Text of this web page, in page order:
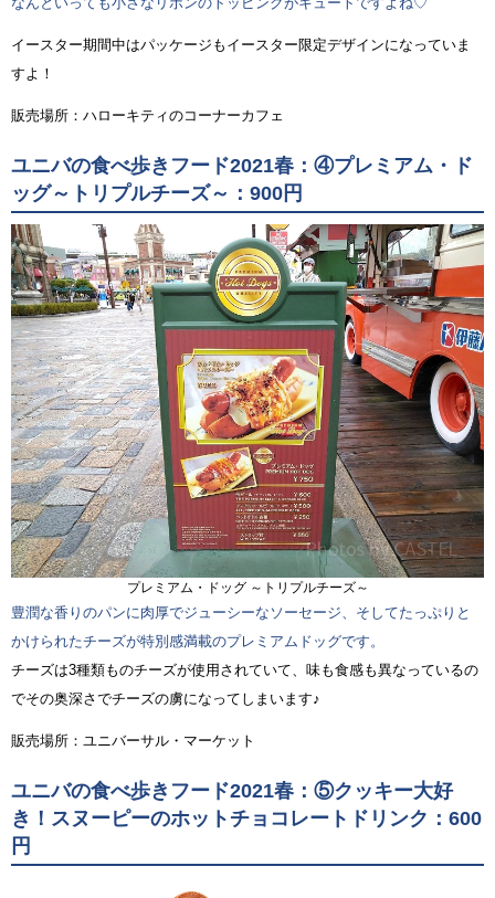
イースター期間中はパッケージもイースター限定デザインになっていま
すよ！
販売場所：ハローキティのコーナーカフェ
ユニバの食べ歩きフード2021春：④プレミアム・ド
ッグ～トリプルチーズ～：900円
プレミアム・ドッグ ～トリプルチーズ～
豊潤な香りのパンに肉厚でジューシーなソーセージ、そしてたっぷりと
かけられたチーズが特別感満載のプレミアムドッグです。
チーズは3種類ものチーズが使用されていて、味も食感も異なっているの
でその奥深さでチーズの虜になってしまいます♪
販売場所：ユニバーサル・マーケット
ユニバの食べ歩きフード2021春：⑤クッキー大好
き！スヌーピーのホットチョコレートドリンク：600
円